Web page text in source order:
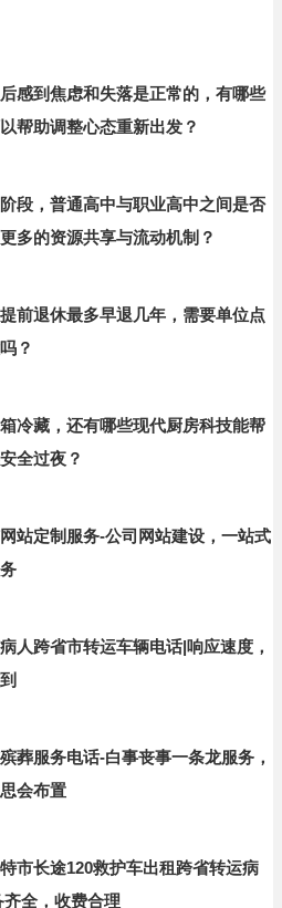
感到焦虑和失落是正常的，有哪些
帮助调整心态重新出发？
段，普通高中与职业高中之间是否
多的资源共享与流动机制？
前退休最多早退几年，需要单位点
？
冷藏，还有哪些现代厨房科技能帮
全过夜？
站定制服务-公司网站建设，一站式
人跨省市转运车辆电话|响应速度，
葬服务电话-白事丧事一条龙服务，
会布置
市长途120救护车出租跨省转运病
齐全，收费合理